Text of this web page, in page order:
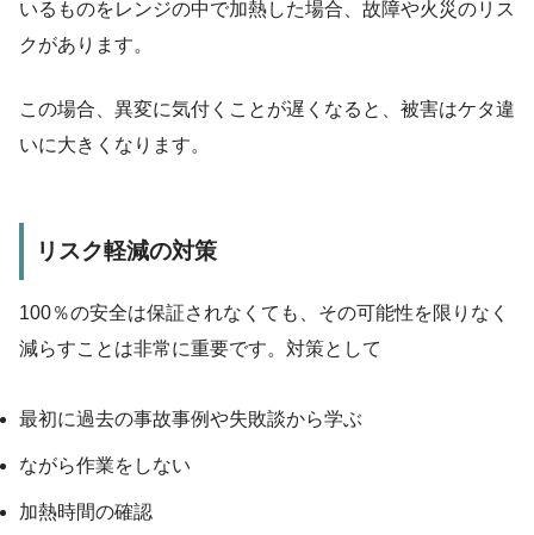
いるものをレンジの中で加熱した場合、故障や火災のリス
クがあります。
この場合、異変に気付くことが遅くなると、被害はケタ違
いに大きくなります。
リスク軽減の対策
100％の安全は保証されなくても、その可能性を限りなく
減らすことは非常に重要です。対策として
最初に過去の事故事例や失敗談から学ぶ
ながら作業をしない
加熱時間の確認